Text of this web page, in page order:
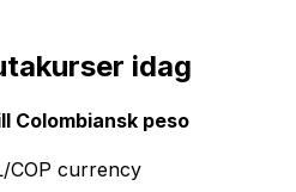
idag
Colombiansk peso
COP currency